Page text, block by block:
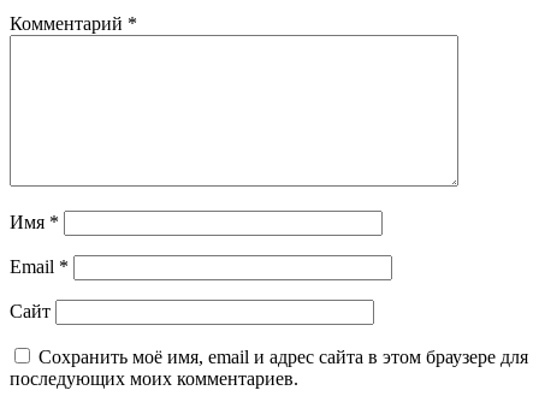
Комментарий *
Имя *
Email *
Сайт
Сохранить моё имя, email и адрес сайта в этом браузере для
последующих моих комментариев.